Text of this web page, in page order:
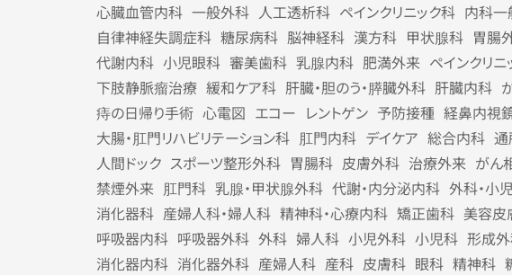
心臓血管内科 一般外科 人工透析科 ペインクリニック科 内科一
自律神経失調症科 糖尿病科 脳神経科 漢方科 甲状腺科 胃腸
代謝内科 小児眼科 審美歯科 乳腺内科 肥満外来 ペインクリ
下肢静脈瘤治療 緩和ケア科 肝臓・胆のう・膵臓外科 肝臓内科
痔の日帰り手術 心電図 エコー レントゲン 予防接種 経鼻内視
大腸・肛門リハビリテーション科 肛門内科 デイケア 総合内科 通
人間ドック スポーツ整形外科 胃腸科 皮膚外科 治療外来 がん
禁煙外来 肛門科 乳腺・甲状腺外科 代謝・内分泌内科 外科・小
消化器科 産婦人科・婦人科 精神科・心療内科 矯正歯科 美容皮
呼吸器内科 呼吸器外科 外科 婦人科 小児外科 小児科 形成
消化器内科 消化器外科 産婦人科 産科 皮膚科 眼科 精神科